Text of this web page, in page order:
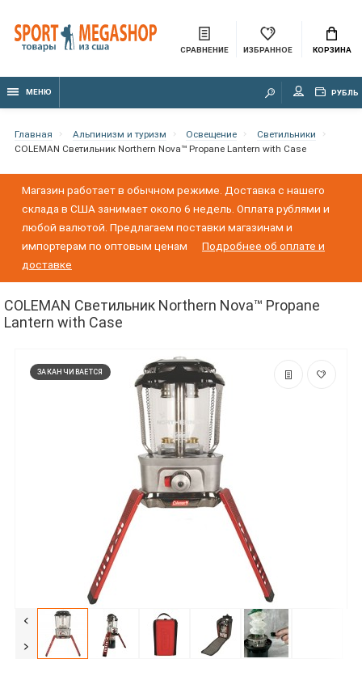
СРАВНЕНИЕ ИЗБРАННОЕ КОРЗИНА
МЕНЮ РУБЛЬ
Главная Альпинизм и туризм Освещение
Светильники
COLEMAN Светильник Northern Nova™ Propane Lantern with Case
Магазин работает в обычном режиме. Доставка с нашего
склада в США занимает около 6 недель. Оплата рублями и
любой валютой. Предлагаем поставки магазинам и
импортерам по оптовым ценам
Подробнее об оплате и
доставке
COLEMAN Светильник Northern Nova™ Propane
Lantern with Case
ЗАКАНЧИВАЕТСЯ